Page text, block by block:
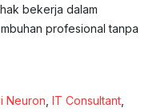
bekerja dalam
profesional tanpa
With Us
Neuron ,IT Consultant